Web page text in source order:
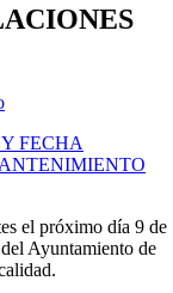
FECHA
el próximo día 9 de
Ayuntamiento de